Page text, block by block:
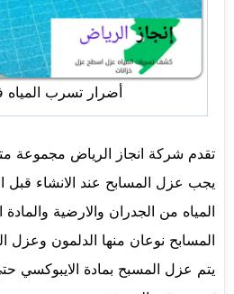
أضرار تسرب
تقدم شركة انجاز الرياض مجموعة
يجب عزل المسابح عند الانشاء
المياه من الجدران والارضية والمادة
المسابح نوعان منها الدلمون وعزل
يتم عزل المسبح بمادة الايبوكسي